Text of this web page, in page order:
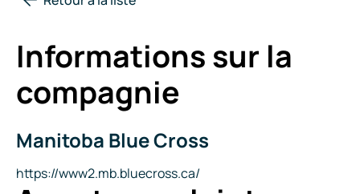
Informations sur la
compagnie
Nom
la
compagnie
Manitoba Blue Cross
Site
Internet
https://www2.mb.bluecross.ca/